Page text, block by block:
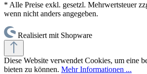
* Alle Preise exkl. gesetzl. Mehrwertsteuer
wenn nicht anders angegeben.
Realisiert mit Shopware
Diese Website verwendet Cookies, um eine
bieten zu können. Mehr Informationen ...